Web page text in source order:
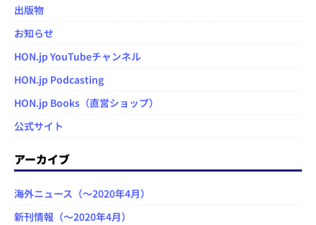
出版物
お知らせ
HON.jp YouTubeチャンネル
HON.jp Podcasting
HON.jp Books（直営ショップ）
公式サイト
アーカイブ
海外ニュース（～2020年4月）
新刊情報（～2020年4月）